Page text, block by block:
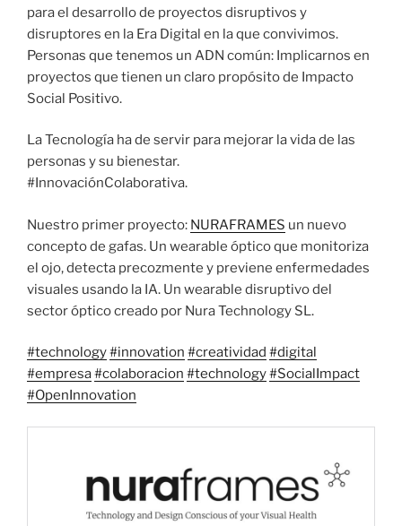
para el desarrollo de proyectos disruptivos y
disruptores en la Era Digital en la que convivimos.
Personas que tenemos un ADN común: Implicarnos en
proyectos que tienen un claro propósito de Impacto
Social Positivo.
La Tecnología ha de servir para mejorar la vida de las
personas y su bienestar.
#InnovaciónColaborativa.
Nuestro primer proyecto: NURAFRAMES un nuevo
concepto de gafas. Un wearable óptico que monitoriza
el ojo, detecta precozmente y previene enfermedades
visuales usando la IA. Un wearable disruptivo del
sector óptico creado por Nura Technology SL.
#technology#innovation #creatividad #digital
#empresa#colaboracion #technology#SocialImpact
#OpenInnovation